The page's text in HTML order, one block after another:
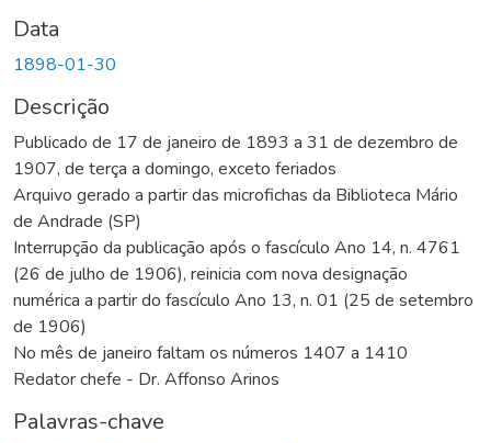
Data
1898-01-30
Descrição
Publicado de 17 de janeiro de 1893 a 31 de dezembro de
1907, de terça a domingo, exceto feriados
Arquivo gerado a partir das microfichas da Biblioteca Mário
de Andrade (SP)
Interrupção da publicação após o fascículo Ano 14, n. 4761
(26 de julho de 1906), reinicia com nova designação
numérica a partir do fascículo Ano 13, n. 01 (25 de setembro
de 1906)
No mês de janeiro faltam os números 1407 a 1410
Redator chefe - Dr. Affonso Arinos
Palavras-chave